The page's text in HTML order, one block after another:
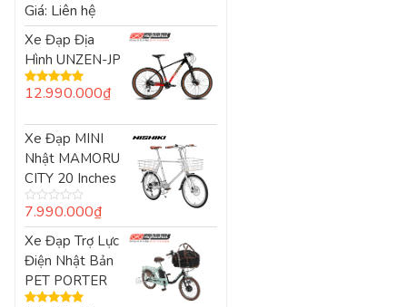
Được
xếp
hạng
5
sao
Giá: Liên hệ
Xe Đạp Địa
Hình UNZEN-JP
Được xếp
12.990.000₫
Xe Đạp MINI
Nhật MAMORU
CITY 20 Inches
Được
xếp
hạng
5
sao
7.990.000₫
Xe Đạp Trợ Lực
Điện Nhật Bản
PET PORTER